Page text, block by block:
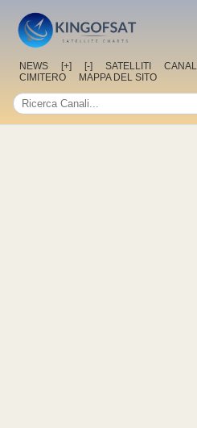
NEWS [+] [-] SATELLITI CANALI
CIMITERO
MAPPA DEL SITO